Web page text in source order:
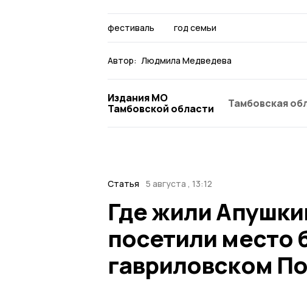
фестиваль год семьи
Автор: Людмила Медведева
Издания МО
Тамбовской области
Тамбовская
Статья 5 августа , 13:12
Где жили
посетили место
гавриловском